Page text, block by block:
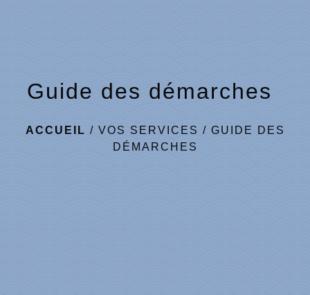
Guide des démarches
ACCUEIL / VOS SERVICES / GUIDE DES
DÉMARCHES